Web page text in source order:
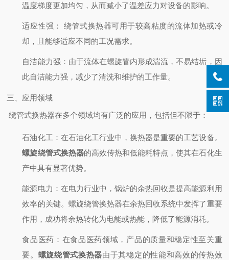
温度梯度更加均匀，从而减小了温差应力对设备的影响。
适应性强 ： 绕管式换热器可用于较高粘度的流体加热或冷
却，且能够适应不同的工况需求。
自洁能力强 ：由于流体在螺旋管内形成湍流，不易结垢，因
此自洁能力强，减少了清洗和维护的工作量。
三、应用领域
绕管式换热器在多个领域均有广泛的应用，包括但不限于：
石油化工 ：在石油化工行业中，换热器是重要的工艺设备。
螺旋绕管式换热器的高效传热和低能耗特点，使其在石化生
产中具有显著优势。
能源电力 ：在电力行业中，锅炉的余热回收是提高能源利用
效率的关键。螺旋绕管换热器在余热回收系统中发挥了重要
作用，成功将余热转化为电能或热能，降低了能源消耗。
食品医药 ：在食品医药领域，产品的质量和稳定性至关重
要。 螺旋绕管式换热器由于其稳定的性能和高效的传热效